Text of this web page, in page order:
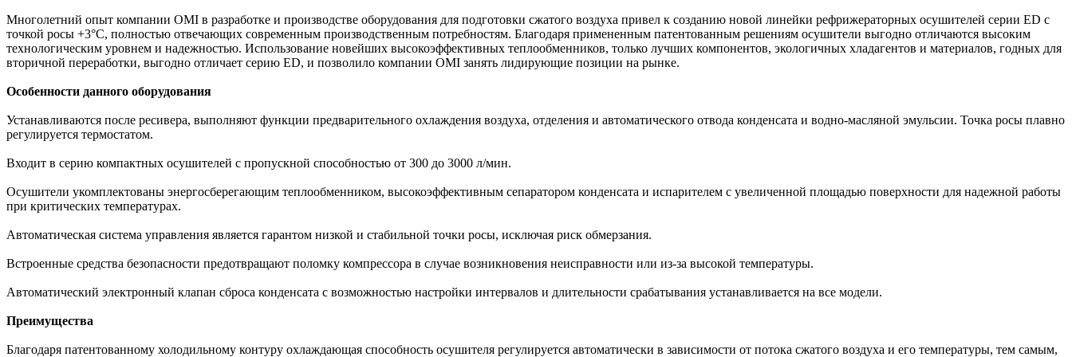
Многолетний опыт компании OMI в разработке и производстве оборудования для подготовки сжатого воздуха привел к созданию новой линейки рефрижераторных осушителей серии ЕD с
точкой росы +3°С, полностью отвечающих современным производственным потребностям. Благодаря примененным патентованным решениям осушители выгодно отличаются высоким
технологическим уровнем и надежностью. Использование новейших высокоэффективных теплообменников, только лучших компонентов, экологичных хладагентов и материалов, годных для
вторичной переработки, выгодно отличает серию ЕD, и позволило компании OMI занять лидирующие позиции на рынке.
Особенности данного оборудования
Устанавливаются после ресивера, выполняют функции предварительного охлаждения воздуха, отделения и автоматического отвода конденсата и водно-масляной эмульсии. Точка росы плавно
регулируется термостатом.
Входит в серию компактных осушителей с пропускной способностью от 300 до 3000 л/мин.
Осушители укомплектованы энергосберегающим теплообменником, высокоэффективным сепаратором конденсата и испарителем с увеличенной площадью поверхности для надежной работы
при критических температурах.
Автоматическая система управления является гарантом низкой и стабильной точки росы, исключая риск обмерзания.
Встроенные средства безопасности предотвращают поломку компрессора в случае возникновения неисправности или из-за высокой температуры.
Автоматический электронный клапан сброса конденсата с возможностью настройки интервалов и длительности срабатывания устанавливается на все модели.
Преимущества
Благодаря патентованному холодильному контуру охлаждающая способность осушителя регулируется автоматически в зависимости от потока сжатого воздуха и его температуры, тем самым,